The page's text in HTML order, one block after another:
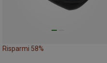
Risparmi 58%